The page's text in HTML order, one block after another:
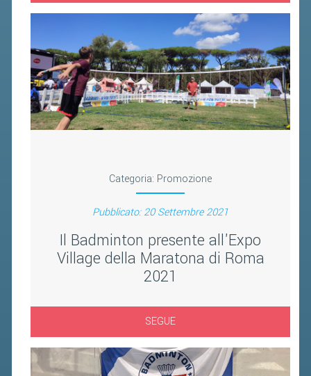
Categoria: Promozione
Pubblicato: 20 Settembre 2021
Il Badminton presente all'Expo
Village della Maratona di Roma
2021
SEGUE